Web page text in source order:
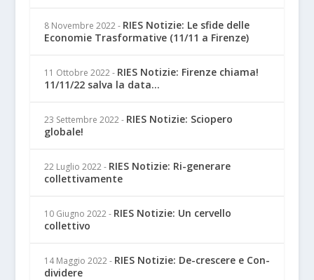
8 Novembre 2022 - RIES Notizie: Le sfide delle
Economie Trasformative (11/11 a Firenze)
11 Ottobre 2022 - RIES Notizie: Firenze chiama!
11/11/22 salva la data...
23 Settembre 2022 - RIES Notizie: Sciopero
globale!
22 Luglio 2022 - RIES Notizie: Ri-generare
collettivamente
10 Giugno 2022 - RIES Notizie: Un cervello
collettivo
14 Maggio 2022 - RIES Notizie: De-crescere e Con-
dividere